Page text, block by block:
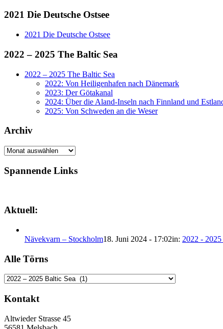
2021 Die Deutsche Ostsee
2021 Die Deutsche Ostsee
2022 – 2025 The Baltic Sea
2022 – 2025 The Baltic Sea
2022: Von Heiligenhafen nach Dänemark
2023: Der Götakanal
2024: Über die Aland-Inseln nach Finnland und
2025: Von Schweden an die Weser
Archiv
Archiv
Spannende Links
Aktuell:
Nävekvarn – Stockholm18. Juni 2024 - 17:02in: 2022 -
Alle Törns
Alle
Kontakt
Altwieder Strasse 45